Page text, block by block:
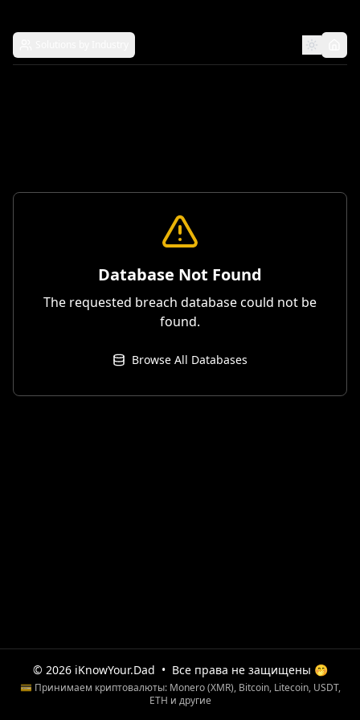
Database Not Found
The requested breach database could not be
found.
Browse All Databases
© 2026 iKnowYour.Dad • Все права не защищены 🤭
💳 Принимаем криптовалюты: Monero (XMR), Bitcoin, Litecoin, USDT,
ETH и другие